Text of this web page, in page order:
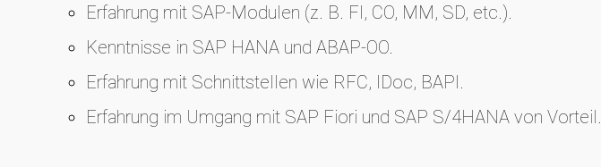
Erfahrung mit SAP-Modulen (z. B. FI, CO, MM, SD, etc.).
Kenntnisse in SAP HANA und ABAP-OO.
Erfahrung mit Schnittstellen wie RFC, IDoc, BAPI.
Erfahrung im Umgang mit SAP Fiori und SAP S/4HANA von Vorteil.